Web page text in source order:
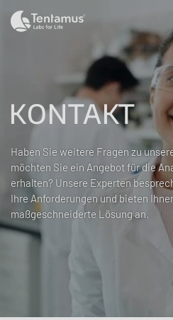
KONTAKT
Haben Sie weitere Fragen zu
möchten Sie ein Angebot für die
erhalten? Unsere Experten
Ihre Anforderungen und bieten
maßgeschneiderte Lösung an.